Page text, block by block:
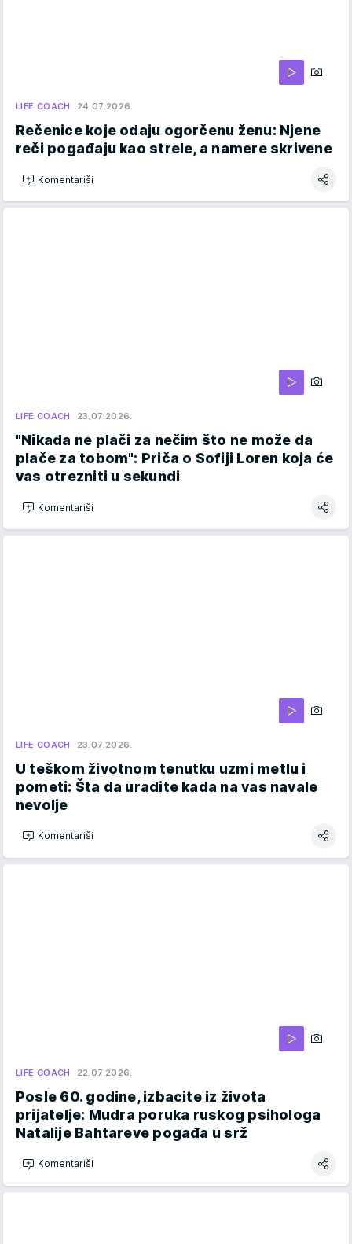
LIFE COACH 24.07.2026.
Rečenice koje odaju ogorčenu ženu: Njene
reči pogađaju kao strele, a namere skrivene
Komentariši
LIFE COACH 23.07.2026.
"Nikada ne plači za nečim što ne može da
plače za tobom": Priča o Sofiji Loren koja će
vas otrezniti u sekundi
Komentariši
LIFE COACH 23.07.2026.
U teškom životnom tenutku uzmi metlu i
pometi: Šta da uradite kada na vas navale
nevolje
Komentariši
LIFE COACH 22.07.2026.
Posle 60. godine, izbacite iz života
prijatelje: Mudra poruka ruskog psihologa
Natalije Bahtareve pogađa u srž
Komentariši